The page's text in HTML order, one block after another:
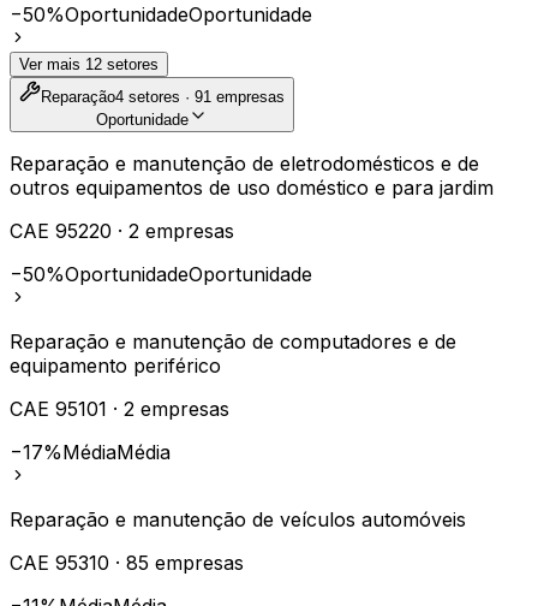
−50%OportunidadeOportunidade
Ver mais 12 setores
Reparação4 setores · 91 empresas
Oportunidade
Reparação e manutenção de eletrodomésticos e de
outros equipamentos de uso doméstico e para jardim
CAE 95220 · 2 empresas
−50%OportunidadeOportunidade
Reparação e manutenção de computadores e de
equipamento periférico
CAE 95101 · 2 empresas
−17%MédiaMédia
Reparação e manutenção de veículos automóveis
CAE 95310 · 85 empresas